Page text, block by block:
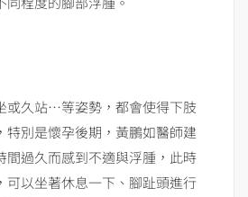
或久站…等姿勢，都會使得下肢
特別是懷孕後期，黃鵬如醫師建
間過久而感到不適與浮腫，此時
可以坐著休息一下、腳趾頭進行